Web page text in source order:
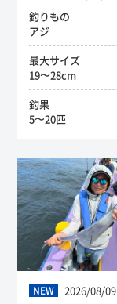
釣りもの
アジ
最大サイズ
19〜28cm
釣果
5〜20匹
NEW
2026/08/09